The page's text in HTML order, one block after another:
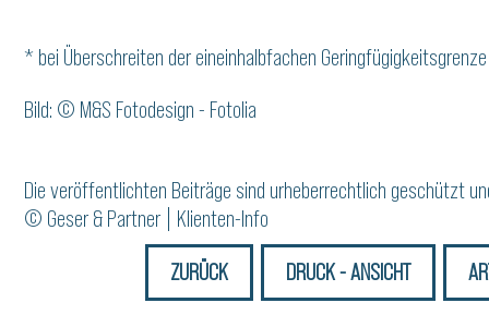
* bei Überschreiten der eineinhalbfachen Geringfügigkeitsgrenze
Bild: © M&S Fotodesign - Fotolia
Die veröffentlichten Beiträge sind urheberrechtlich geschützt
© Geser & Partner | Klienten-Info
ZURÜCK
DRUCK - ANSICHT